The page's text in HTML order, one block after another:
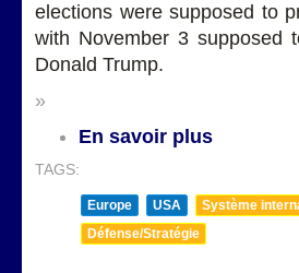
elections were supposed to
with November 3 supposed
Donald Trump.
»
En savoir plus
TAGS:
Europe USA
Système
Défense/Stratégie